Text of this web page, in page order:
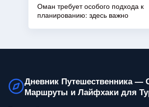
Оман требует особого подхода к
планированию: здесь важно
Дневник Путешественника —
Маршруты и Лайфхаки для